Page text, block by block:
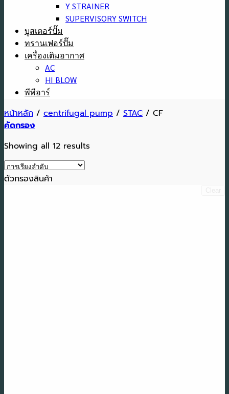
Y STRAINER
SUPERVISORY SWITCH
บูสเตอร์ปั๊ม
ทรานเฟอร์ปั๊ม
เครื่องเติมอากาศ
AC
HI BLOW
พีพีอาร์
หน้าหลัก / centrifugal pump / STAC / CF
คัดกรอง
Showing all 12 results
ตัวกรองสินค้า